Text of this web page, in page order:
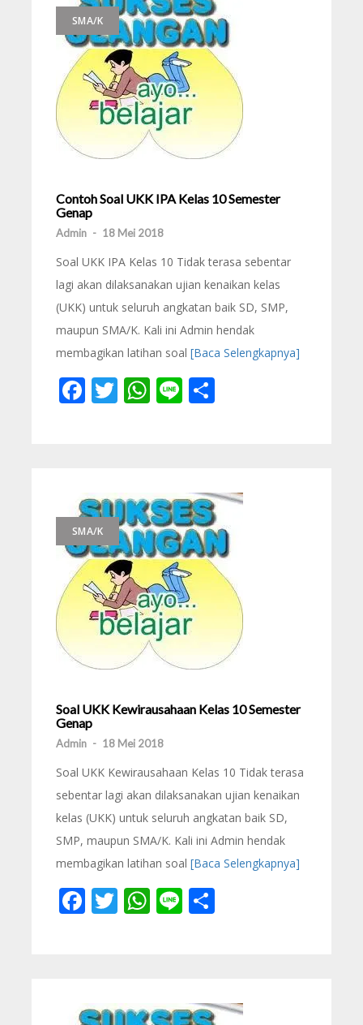
SMA/K
Contoh Soal UKK IPA Kelas 10 Semester
Genap
Admin - 18 Mei 2018
Soal UKK IPA Kelas 10 Tidak terasa sebentar
lagi akan dilaksanakan ujian kenaikan kelas
(UKK) untuk seluruh angkatan baik SD, SMP,
maupun SMA/K. Kali ini Admin hendak
membagikan latihan soal [Baca Selengkapnya]
Facebook
Twitter
WhatsApp
Line
SMA/K
Soal UKK Kewirausahaan Kelas 10 Semester
Genap
Admin - 18 Mei 2018
Soal UKK Kewirausahaan Kelas 10 Tidak terasa
sebentar lagi akan dilaksanakan ujian kenaikan
kelas (UKK) untuk seluruh angkatan baik SD,
SMP, maupun SMA/K. Kali ini Admin hendak
membagikan latihan soal [Baca Selengkapnya]
Facebook
Twitter
WhatsApp
Line